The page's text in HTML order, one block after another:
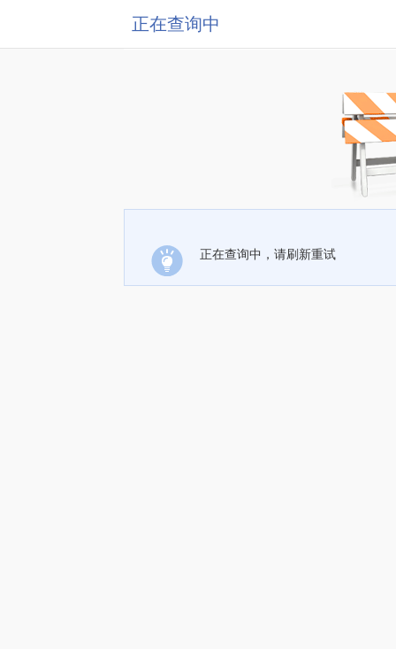
正在查询中
正在查询中，请刷新重试